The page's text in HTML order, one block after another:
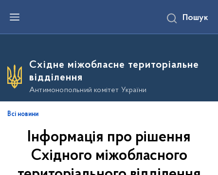
е
о
о
в
Пошук
Східне міжобласне територіальне
відділення
Антимонопольний комітет України
Всі новини
Інформація про рішення
Східного міжобласного